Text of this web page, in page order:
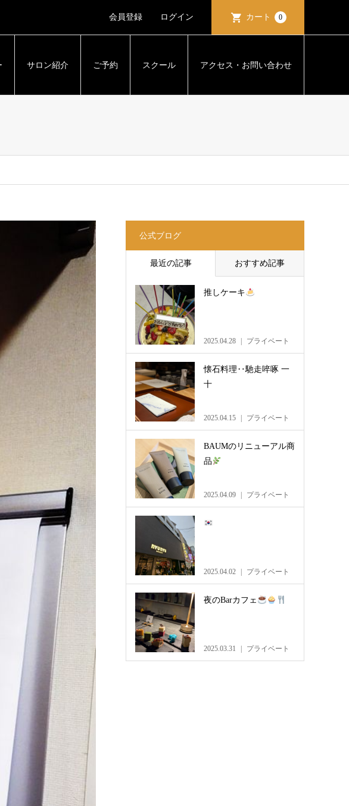
会員登録 ログイン カート 0
サロン紹介 ご予約 スクール アクセス・お問い合わせ
公式ブログ
最近の記事 おすすめ記事
推しケーキ
2025.04.28 プライベート
懐石料理‥馳走啐啄 一
十
2025.04.15 プライベート
BAUMのリニューアル商
品
2025.04.09 プライベート
2025.04.02 プライベート
夜のBarカフェ
2025.03.31 プライベート